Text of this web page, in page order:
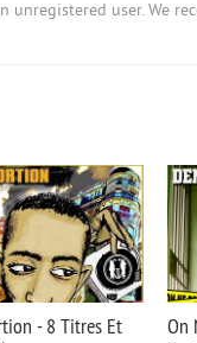
unregistered user. We
- 8 Titres Et
On